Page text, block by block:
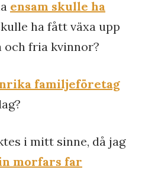
ensam skulle ha
ha fått växa upp
fria kvinnor?
familjeföretag
i mitt sinne, då jag
morfars far